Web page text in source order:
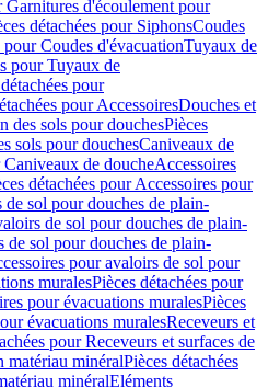
Garnitures d'écoulement pour
détachées pour SiphonsCoudes
pour Coudes d'évacuationTuyaux de
pour Tuyaux de
pour
pour AccessoiresDouches et
des sols pour douchesPièces
sols pour douchesCaniveaux de
Caniveaux de doucheAccessoires
détachées pour Accessoires pour
de sol pour douches de plain-
de sol pour douches de plain-
de sol pour douches de plain-
pour avaloirs de sol pour
muralesPièces détachées pour
pour évacuations muralesPièces
évacuations muralesReceveurs et
pour Receveurs et surfaces de
matériau minéralPièces détachées
minéralEléments